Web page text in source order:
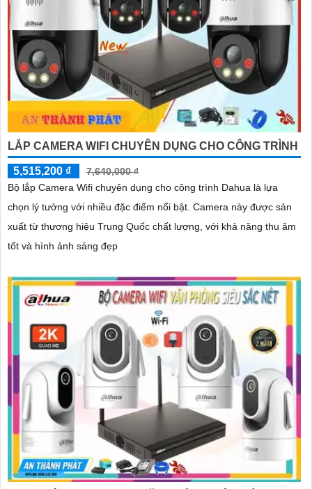
LẮP CAMERA WIFI CHUYÊN DỤNG CHO CÔNG TRÌNH
5,515,200 ₫
7,640,000 ₫
Bộ lắp Camera Wifi chuyên dụng cho công trình Dahua là lựa
chọn lý tưởng với nhiều đặc điểm nổi bật. Camera này được sản
xuất từ thương hiệu Trung Quốc chất lượng, với khả năng thu âm
tốt và hình ảnh sáng đẹp